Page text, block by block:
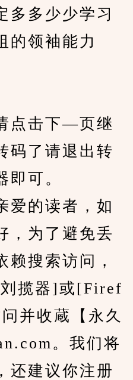
多多少少学习
的领袖能力
击下—页继
码了请退出转
即可。
的读者，如
，为了避免丢
赖搜索访问，
揽器]或[Firef
并收蔵【永久
。我们将
还建议你注册